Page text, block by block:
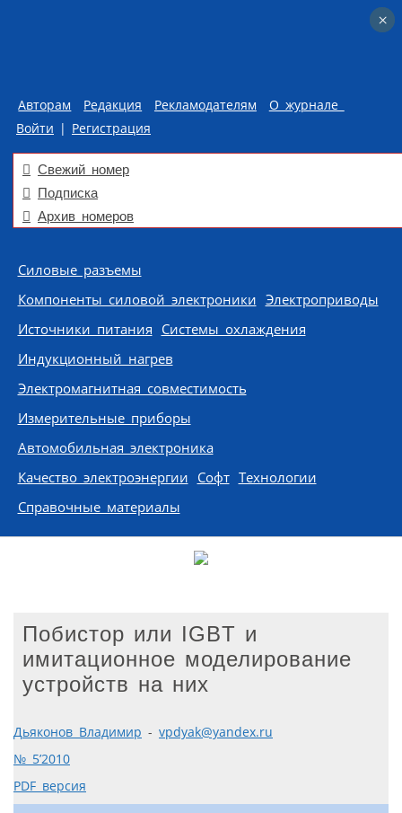
Авторам Редакция Рекламодателям
О журнале
Войти | Регистрация
Свежий номер
Подписка
Архив номеров
Skip to content
Силовые разъемы
Компоненты силовой электроники Электроприводы
Источники питания Системы охлаждения
Индукционный нагрев
Электромагнитная совместимость
Измерительные приборы
Автомобильная электроника
Качество электроэнергии Софт Технологии
Справочные материалы
Побистор или IGBT и
имитационное моделирование
устройств на них
Дьяконов Владимир - vpdyak@yandex.ru
№ 5’2010
PDF версия
×
×